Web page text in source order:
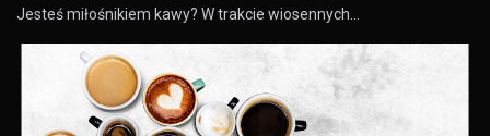
Jesteś miłośnikiem kawy? W trakcie wiosennych…